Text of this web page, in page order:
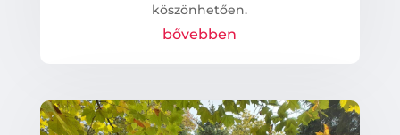
köszönhetően.
bővebben